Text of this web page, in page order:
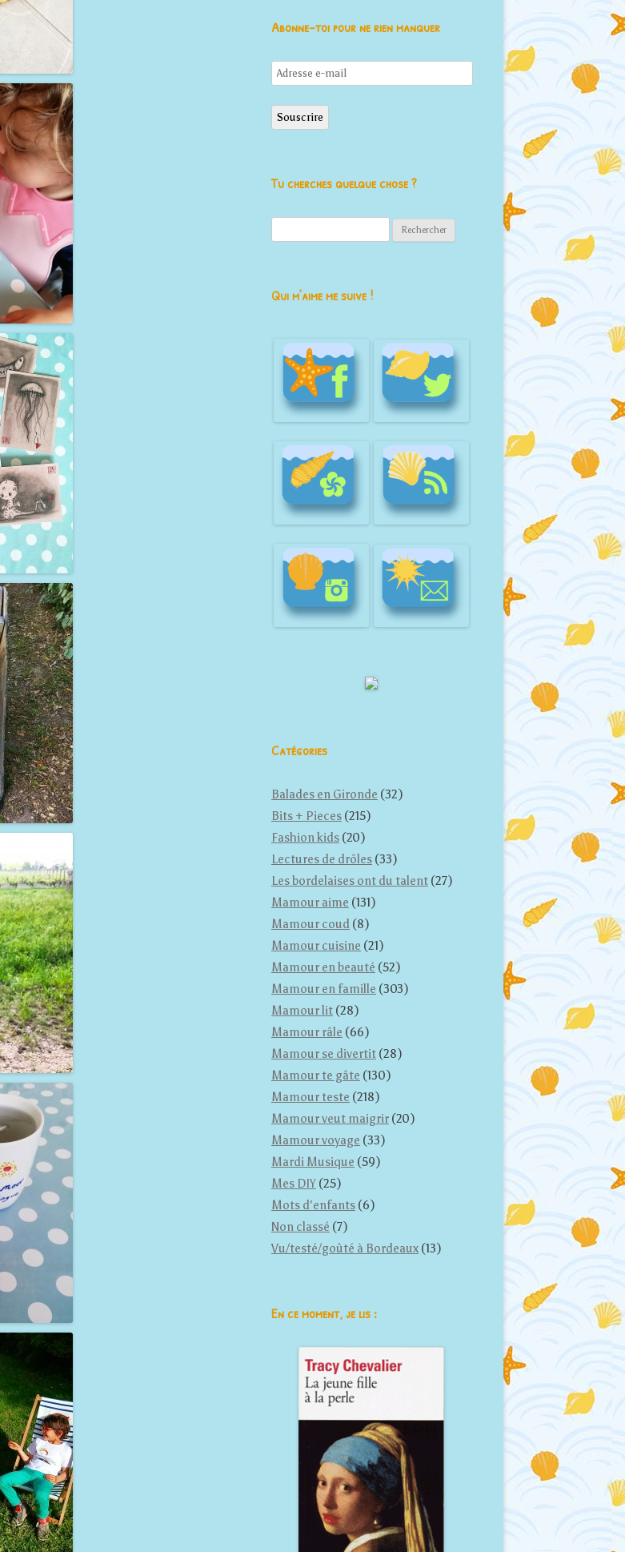
Abonne-toi pour ne rien manquer
Adresse
e-
mail
Souscrire
Tu cherches quelque chose ?
Qui m’aime me suive !
Catégories
Balades en Gironde (32)
Bits + Pieces (215)
Fashion kids (20)
Lectures de drôles (33)
Les bordelaises ont du talent (27)
Mamour aime (131)
Mamour coud (8)
Mamour cuisine (21)
Mamour en beauté (52)
Mamour en famille (303)
Mamour lit (28)
Mamour râle (66)
Mamour se divertit (28)
Mamour te gâte (130)
Mamour teste (218)
Mamour veut maigrir (20)
Mamour voyage (33)
Mardi Musique (59)
Mes DIY (25)
Mots d'enfants (6)
Non classé (7)
Vu/testé/goûté à Bordeaux (13)
En ce moment, je lis :